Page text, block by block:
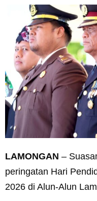
LAMONGAN –
peringatan Hari
2026 di Alun-Alun